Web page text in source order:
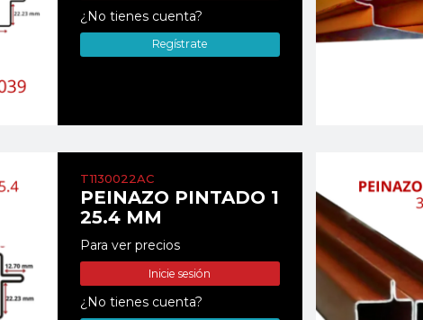
¿No tienes cuenta?
Regístrate
T1130022AC
PEINAZO PINTADO 1
25.4 MM
Para ver precios
Inicie sesión
¿No tienes cuenta?